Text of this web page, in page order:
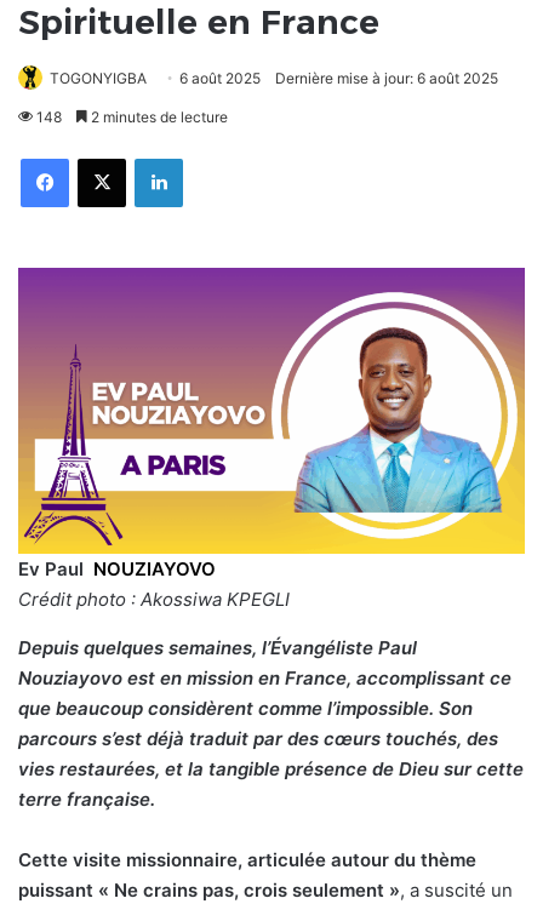
Spirituelle en France
TOGONYIGBA 6 août 2025 Dernière mise à jour: 6 août 2025
148 2 minutes de lecture
FacebookX Linkedin
Ev Paul NOUZIAYOVO
Crédit photo : Akossiwa KPEGLI
Depuis quelques semaines, l’Évangéliste Paul
Nouziayovo est en mission en France, accomplissant ce
que beaucoup considèrent comme l’impossible. Son
parcours s’est déjà traduit par des cœurs touchés, des
vies restaurées, et la tangible présence de Dieu sur cette
terre française.
Cette visite missionnaire, articulée autour du thème
puissant « Ne crains pas, crois seulement », a suscité un